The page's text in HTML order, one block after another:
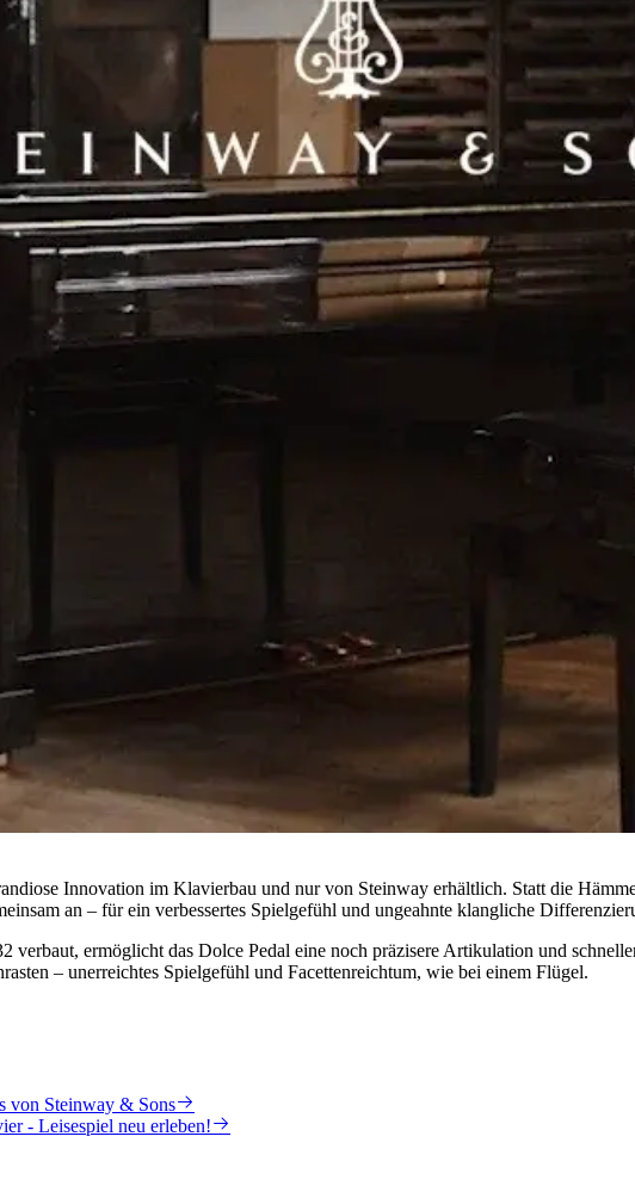
Innovation im Klavierbau und nur von Steinway erhältlich. Statt die
an – für ein verbessertes Spielgefühl und ungeahnte klangliche
verbaut, ermöglicht das Dolce Pedal eine noch präzisere Artikulation und
– unerreichtes Spielgefühl und Facettenreichtum, wie bei einem Flügel.
von Steinway & Sons
- Leisespiel neu erleben!